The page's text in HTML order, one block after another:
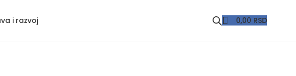
i razvoj 0,00 RSD